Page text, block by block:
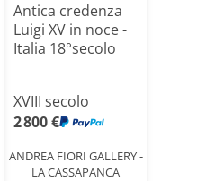
Antica credenza
Luigi XV in noce -
Italia 18°secolo
XVIII secolo
2 800 €
ANDREA FIORI GALLERY -
LA CASSAPANCA